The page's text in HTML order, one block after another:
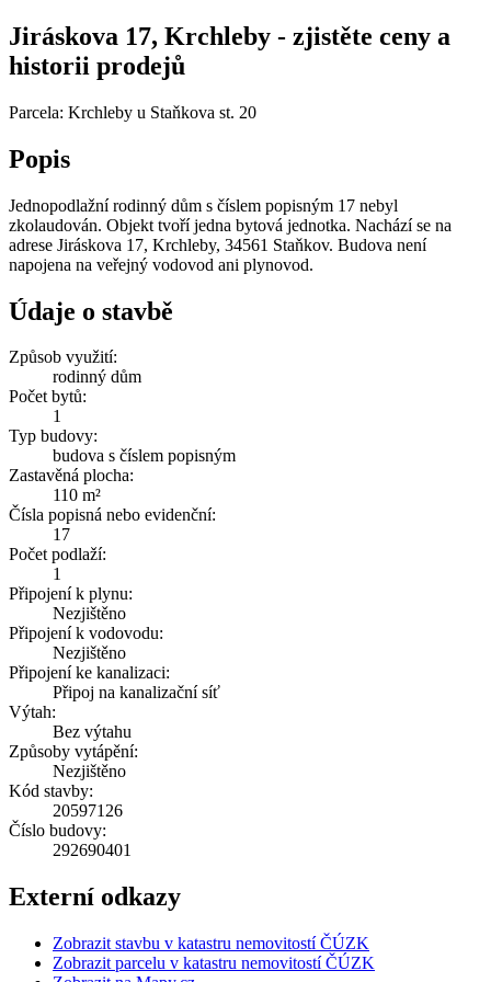
Jiráskova 17, Krchleby - zjistěte ceny a
historii prodejů
Parcela: Krchleby u Staňkova st. 20
Popis
Jednopodlažní rodinný dům s číslem popisným 17 nebyl
zkolaudován. Objekt tvoří jedna bytová jednotka. Nachází se na
adrese Jiráskova 17, Krchleby, 34561 Staňkov. Budova není
napojena na veřejný vodovod ani plynovod.
Údaje o stavbě
Způsob využití:
rodinný dům
Počet bytů:
1
Typ budovy:
budova s číslem popisným
Zastavěná plocha:
110 m²
Čísla popisná nebo evidenční:
17
Počet podlaží:
1
Připojení k plynu:
Nezjištěno
Připojení k vodovodu:
Nezjištěno
Připojení ke kanalizaci:
Připoj na kanalizační síť
Výtah:
Bez výtahu
Způsoby vytápění:
Nezjištěno
Kód stavby:
20597126
Číslo budovy:
292690401
Externí odkazy
Zobrazit stavbu v katastru nemovitostí ČÚZK
Zobrazit parcelu v katastru nemovitostí ČÚZK